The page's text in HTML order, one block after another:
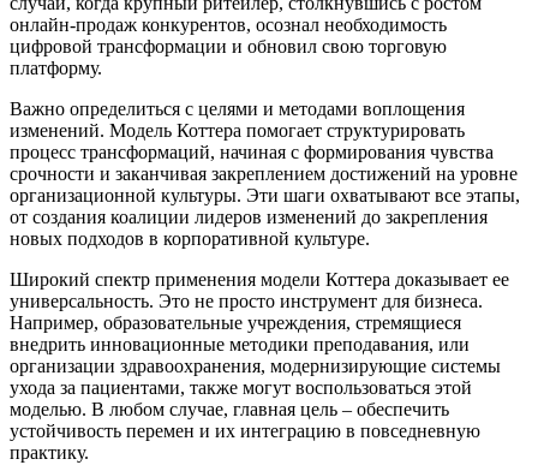
онлайн-продаж конкурентов, осознал необходимость
цифровой трансформации и обновил свою торговую
платформу.
Важно определиться с целями и методами воплощения
изменений. Модель Коттера помогает структурировать
процесс трансформаций, начиная с формирования чувства
срочности и заканчивая закреплением достижений на уровне
организационной культуры. Эти шаги охватывают все этапы,
от создания коалиции лидеров изменений до закрепления
новых подходов в корпоративной культуре.
Широкий спектр применения модели Коттера доказывает ее
универсальность. Это не просто инструмент для бизнеса.
Например, образовательные учреждения, стремящиеся
внедрить инновационные методики преподавания, или
организации здравоохранения, модернизирующие системы
ухода за пациентами, также могут воспользоваться этой
моделью. В любом случае, главная цель – обеспечить
устойчивость перемен и их интеграцию в повседневную
практику.